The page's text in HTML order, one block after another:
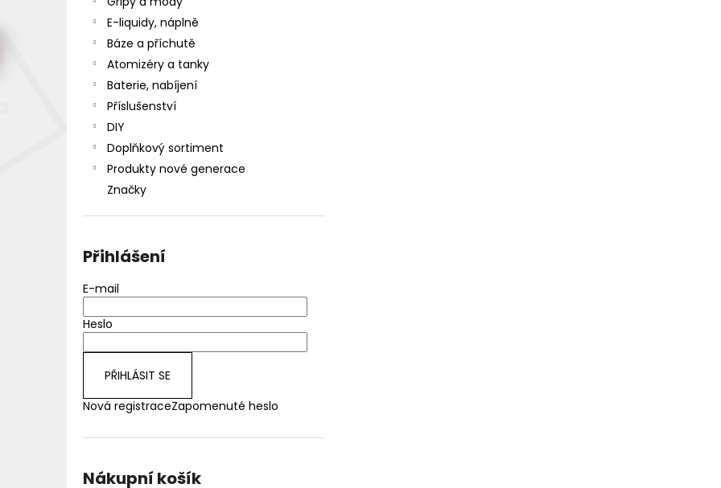
E-liquidy, náplně
Báze a příchutě
Atomizéry a tanky
Baterie, nabíjení
Příslušenství
DIY
Doplňkový sortiment
Produkty nové generace
Značky
Přihlášení
E-mail
Heslo
PŘIHLÁSIT SE
Nová registraceZapomenuté heslo
Nákupní košík
DEKANG DESERT SHIP 10ML 18MG
155 Kč
Původně: 195 Kč